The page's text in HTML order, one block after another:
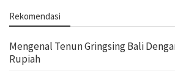
Rekomendasi
Mengenal Tenun Gringsing Bali
Rupiah